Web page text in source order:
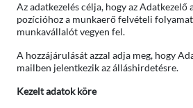
Az adatkezelés célja, hogy az
pozícióhoz a munkaerő felvételi
munkavállalót vegyen fel.
A hozzájárulását azzal adja meg, hogy
mailben jelentkezik az álláshirdetésre.
Kezelt adatok köre